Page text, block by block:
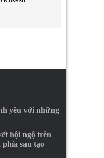
yêu với những
hội ngộ trên
phía sau tạo